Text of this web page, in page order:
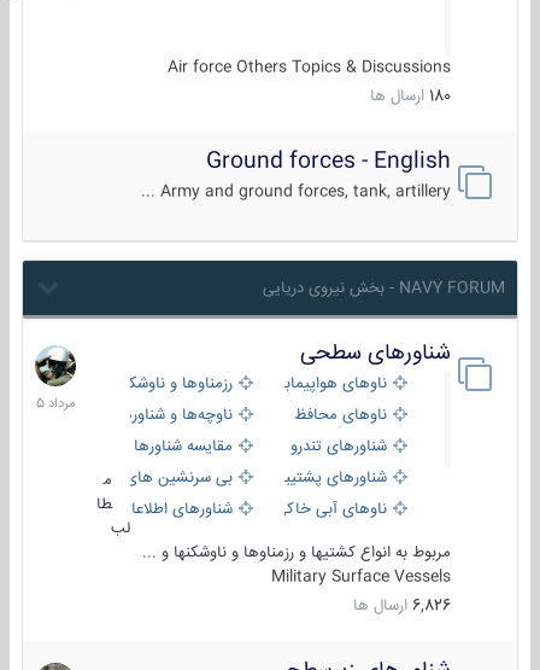
Air force Others Topics & Discussions
180 ارسال ها
Ground forces - English
Army and ground forces, tank, artillery ...
NAVY FORUM - بخش نیروی دریایی
شناورهای سطحی
ناوهای هواپیمابر و بالگرد بررزمناوها و ناوشکن‌ها
ناوهای محافظ
ناوچه‌ها و شناورهای گشتی
شناورهای تندرو
مقایسه شناورها
شناورهای پشتیبانی
بی سرنشین های دریایی
ناوهای آبی خاکی و نیروبرشناورهای اطلاعاتی و جاسوسی
طا
لب
مربوط به انواع کشتیها و رزمناوها و ناوشکنها و ...
Military Surface Vessels
6,826 ارسال ها
2
مرداد
1405